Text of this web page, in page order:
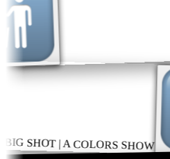
SHOT | A COLORS SHOW